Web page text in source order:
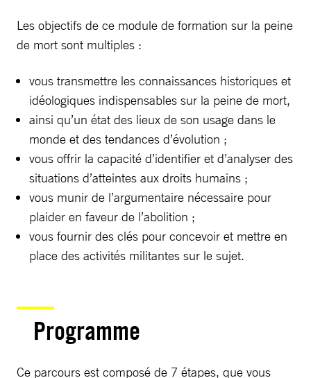
Les objectifs de ce module de formation sur la peine
de mort sont multiples :
vous transmettre les connaissances historiques et
idéologiques indispensables sur la peine de mort,
ainsi qu’un état des lieux de son usage dans le
monde et des tendances d’évolution ;
vous offrir la capacité d’identifier et d’analyser des
situations d’atteintes aux droits humains ;
vous munir de l’argumentaire nécessaire pour
plaider en faveur de l’abolition ;
vous fournir des clés pour concevoir et mettre en
place des activités militantes sur le sujet.
Programme
Ce parcours est composé de 7 étapes, que vous